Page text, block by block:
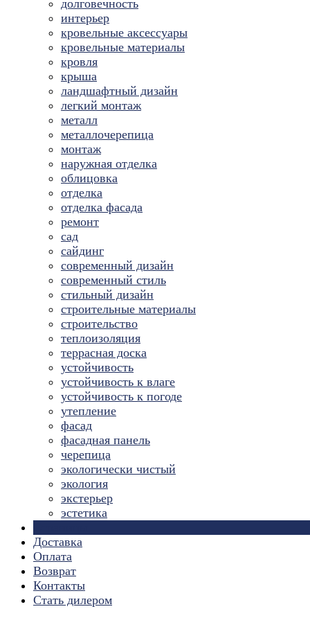
долговечность
интерьер
кровельные аксессуары
кровельные материалы
кровля
крыша
ландшафтный дизайн
легкий монтаж
металл
металлочерепица
монтаж
наружная отделка
облицовка
отделка
отделка фасада
ремонт
сад
сайдинг
современный дизайн
современный стиль
стильный дизайн
строительные материалы
строительство
теплоизоляция
террасная доска
устойчивость
устойчивость к влаге
устойчивость к погоде
утепление
фасад
фасадная панель
черепица
экологически чистый
экология
экстерьер
эстетика
Доставка
Оплата
Возврат
Контакты
Стать дилером